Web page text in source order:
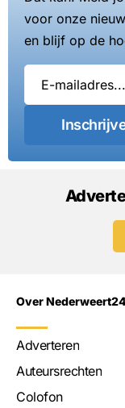
voor onze
en blijf op de
Over Nederweert24
Adverteren
Auteursrechten
Colofon